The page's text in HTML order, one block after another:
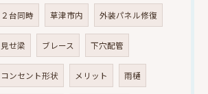
２台同時 草津市内 外装パネル修復
見せ梁 ブレース 下穴配管
コンセント形状 メリット 雨樋